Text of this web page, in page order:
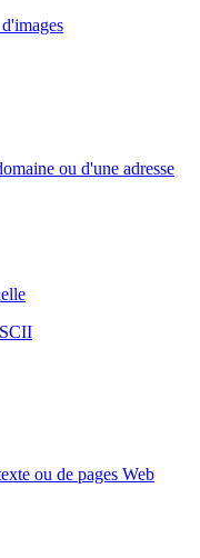
ou d'une adresse
ou de pages Web